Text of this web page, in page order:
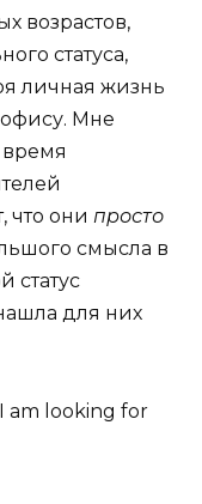
возрастов,
статуса,
личная жизнь
офису. Мне
что они просто
смысла в
статус
для них
am looking for